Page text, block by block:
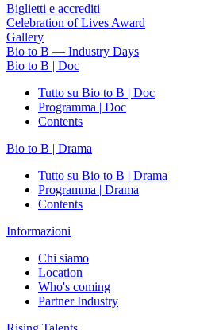
Biglietti e accrediti
Celebration of Lives Award
Gallery
Bio to B — Industry Days
Bio to B | Doc
Tutto su Bio to B | Doc
Programma | Doc
Contents
Bio to B | Drama
Tutto su Bio to B | Drama
Programma | Drama
Contents
Informazioni
Chi siamo
Location
Who's coming
Partner Industry